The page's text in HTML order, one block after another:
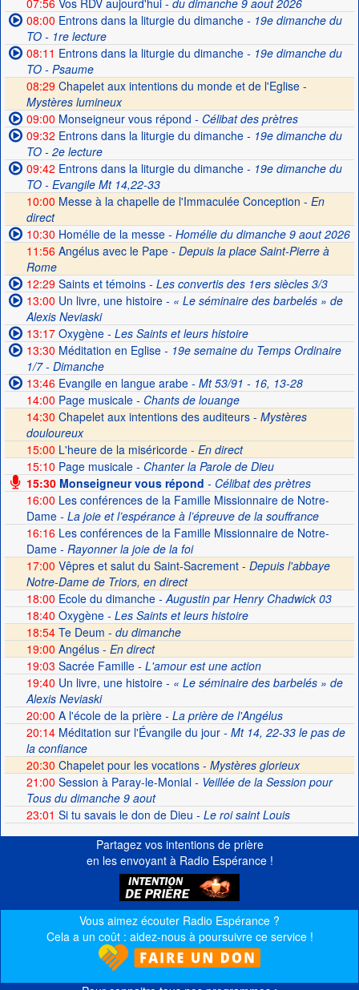
07:56Vos RDV aujourd'hui- du dimanche 9 aout 2026
08:00 Entrons dans la liturgie du dimanche- 19e dimanche du
TO - 1re lecture
08:11 Entrons dans la liturgie du dimanche- 19e dimanche du
TO - Psaume
08:29 Chapelet aux intentions du monde et de l'Eglise -
Mystères lumineux
09:00 Monseigneur vous répond - Célibat des prètres
09:32 Entrons dans la liturgie du dimanche- 19e dimanche du
TO - 2e lecture
09:42 Entrons dans la liturgie du dimanche- 19e dimanche du
TO - Evangile Mt 14,22-33
10:00 Messe à la chapelle de l'Immaculée Conception - En
direct
10:30 Homélie de la messe- Homélie du dimanche 9 aout 2026
11:56 Angélus avec le Pape - Depuis la place Saint-Pierre à
Rome
12:29Saints et témoins- Les convertis des 1ers siècles 3/3
13:00 Un livre, une histoire- « Le séminaire des barbelés » de
Alexis Neviaski
13:17Oxygène- Les Saints et leurs histoire
13:30 Méditation en Eglise- 19e semaine du Temps Ordinaire
1/7 - Dimanche
13:46Evangile en langue arabe- Mt 53/91 - 16, 13-28
14:00 Page musicale- Chants de louange
14:30 Chapelet aux intentions des auditeurs - Mystères
douloureux
15:00 L'heure de la miséricorde - En direct
15:10 Page musicale- Chanter la Parole de Dieu
15:30Monseigneur vous répond - Célibat des prètres
16:00 Les conférences de la Famille Missionnaire de Notre-
Dame- La joie et l’espérance à l’épreuve de la souffrance
16:16Les conférences de la Famille Missionnaire de Notre-
Dame- Rayonner la joie de la foi
17:00 Vêpres et salut du Saint-Sacrement - Depuis l'abbaye
Notre-Dame de Triors, en direct
18:00 Ecole du dimanche- Augustin par Henry Chadwick 03
18:40 Oxygène- Les Saints et leurs histoire
18:54Te Deum - du dimanche
19:00 Angélus - En direct
19:03 Sacrée Famille- L'amour est une action
19:40 Un livre, une histoire- « Le séminaire des barbelés » de
Alexis Neviaski
20:00 A l'école de la prière- La prière de l'Angélus
20:14Méditation sur l'Évangile du jour- Mt 14, 22-33 le pas de
la confiance
20:30 Chapelet pour les vocations - Mystères glorieux
21:00 Session à Paray-le-Monial- Veillée de la Session pour
Tous du dimanche 9 aout
23:01 Si tu savais le don de Dieu - Le roi saint Louis
Partagez vos intentions de prière
en les envoyant à Radio Espérance !
Vous aimez écouter Radio Espérance ?
Cela a un coût : aidez-nous à poursuivre ce service !